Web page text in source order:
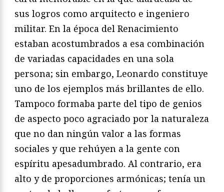
sus logros como arquitecto e ingeniero
militar. En la época del Renacimiento
estaban acostumbrados a esa combinación
de variadas capacidades en una sola
persona; sin embargo, Leonardo constituye
uno de los ejemplos más brillantes de ello.
Tampoco formaba parte del tipo de genios
de aspecto poco agraciado por la naturaleza
que no dan ningún valor a las formas
sociales y que rehúyen a la gente con
espíritu apesadumbrado. Al contrario, era
alto y de proporciones armónicas; tenía un